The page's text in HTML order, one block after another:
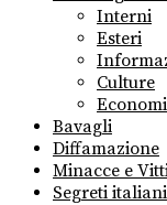
Interni
Esteri
Culture
Bavagli
Diffamazione
Minacce e
Segreti italiani